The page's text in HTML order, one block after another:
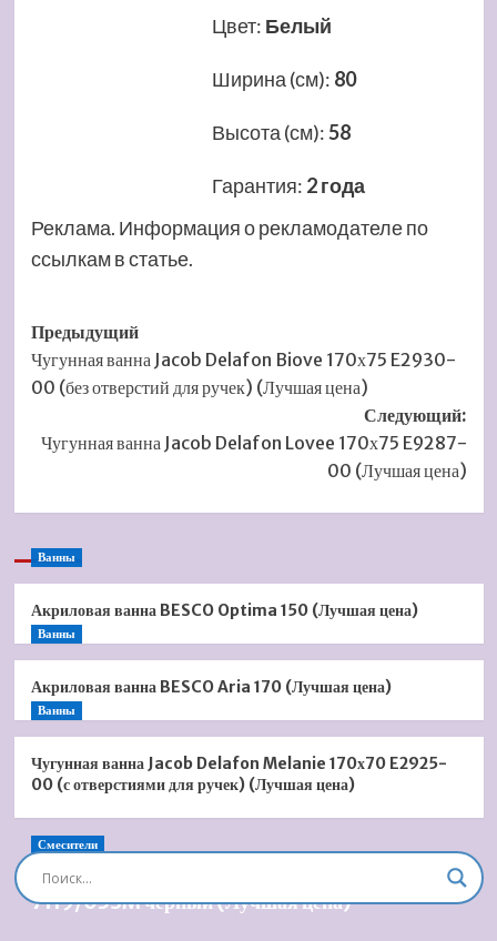
Цвет: Белый
Ширина (см): 80
Высота (см):58
Гарантия: 2 года
Реклама. Информация о рекламодателе по
ссылкам в статье.
Навигация
записи
Предыдущий
Чугунная ванна Jacob Delafon Biove 170х75 E2930-
00 (без отверстий для ручек) (Лучшая цена)
Следующий:
Чугунная ванна Jacob Delafon Lovee 170х75 E9287-
00 (Лучшая цена)
Ванны
Акриловая ванна BESCO Optima 150 (Лучшая цена)
Ванны
Акриловая ванна BESCO Aria 170 (Лучшая цена)
Ванны
Чугунная ванна Jacob Delafon Melanie 170х70 E2925-
00 (с отверстиями для ручек) (Лучшая цена)
Смесители
Душевая система встроенная Timo Briana SX-
7119/03SM черный (Лучшая цена)